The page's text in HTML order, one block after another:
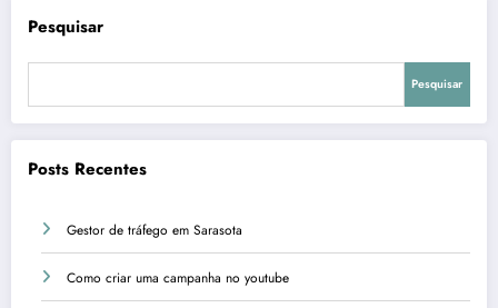
Pesquisar
Pesquisar
Posts Recentes
Gestor de tráfego em Sarasota
Como criar uma campanha no youtube